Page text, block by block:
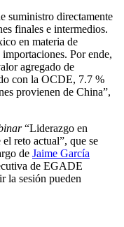
suministro directamente
finales e intermedios.
en materia de
Por ende,
agregado de
con la OCDE, 7.7 %
provienen de China”,
“Liderazgo en
reto actual”, que se
de Jaime García
de EGADE
la sesión pueden